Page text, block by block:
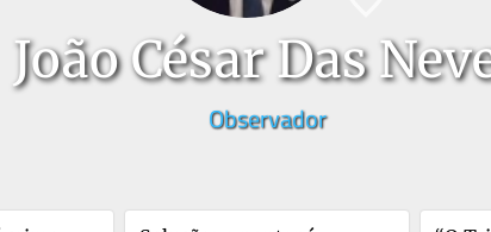
João César Das
Observador